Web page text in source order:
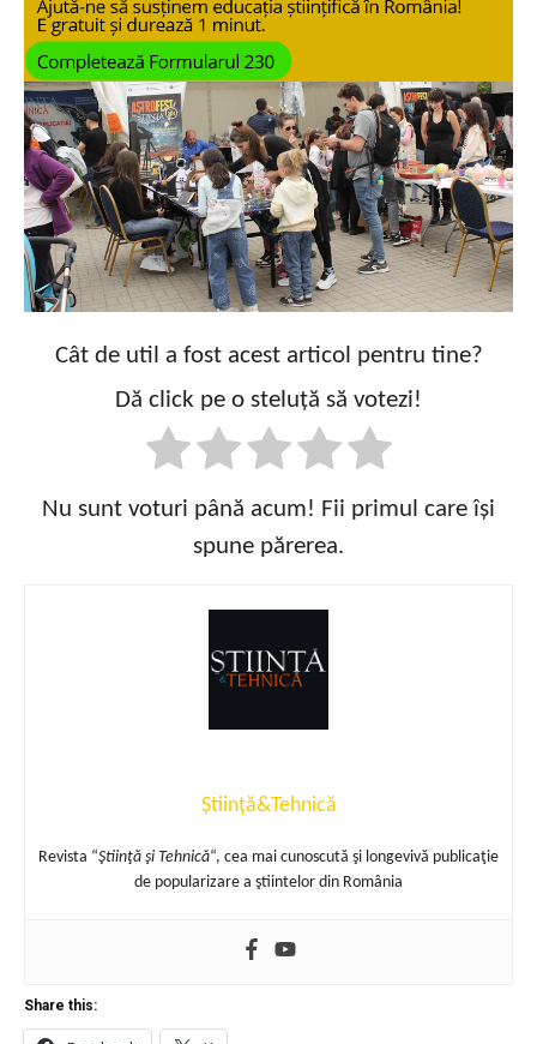
Cât de util a fost acest articol pentru tine?
Dă click pe o steluță să votezi!
Nu sunt voturi până acum! Fii primul care își
spune părerea.
Știință&Tehnică
Revista “Ştiinţă şi Tehnică“, cea mai cunoscută şi longevivă publicaţie
de popularizare a ştiintelor din România
Share this: